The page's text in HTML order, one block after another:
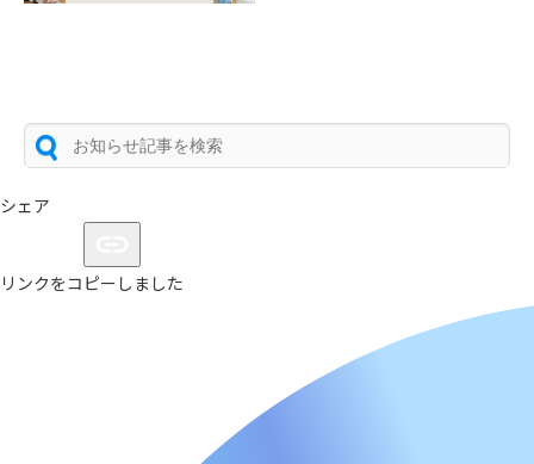
シェア
リンクをコピーしました